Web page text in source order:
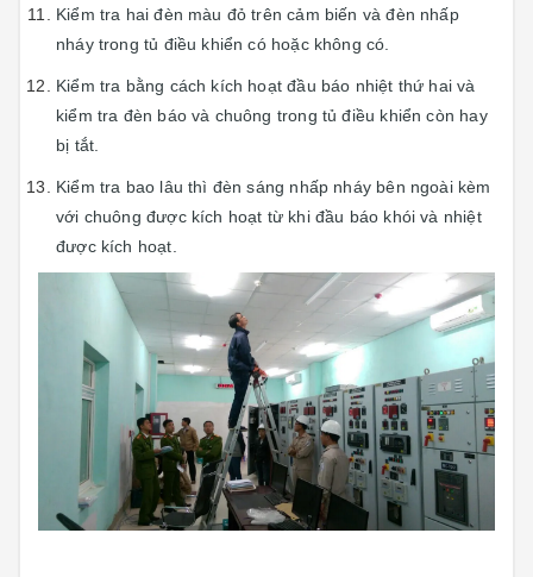
Kiểm tra hai đèn màu đỏ trên cảm biến và đèn nhấp
nháy trong tủ điều khiển có hoặc không có.
Kiểm tra bằng cách kích hoạt đầu báo nhiệt thứ hai và
kiểm tra đèn báo và chuông trong tủ điều khiển còn hay
bị tắt.
Kiểm tra bao lâu thì đèn sáng nhấp nháy bên ngoài kèm
với chuông được kích hoạt từ khi đầu báo khói và nhiệt
được kích hoạt.